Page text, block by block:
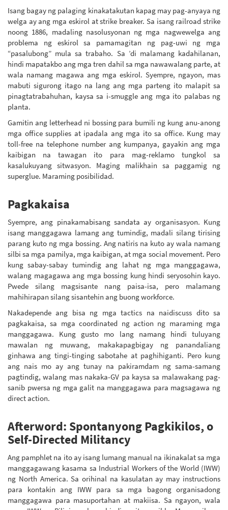
Isang bagay ng palaging kinakatakutan kapag may pag-anyaya ng
welga ay ang mga eskirol at strike breaker. Sa isang railroad strike
noong 1886, madaling nasolusyonan ng mga nagwewelga ang
problema ng eskirol sa pamamagitan ng pag-uwi ng mga
“pasalubong” mula sa trabaho. Sa ’di malamang kadahilanan,
hindi mapatakbo ang mga tren dahil sa mga nawawalang parte, at
wala namang magawa ang mga eskirol. Syempre, ngayon, mas
mabuti sigurong itago na lang ang mga parteng ito malapit sa
pinagtatrabahuhan, kaysa sa i-smuggle ang mga ito palabas ng
planta.
Gamitin ang letterhead ni bossing para bumili ng kung anu-anong
mga office supplies at ipadala ang mga ito sa office. Kung may
toll-free na telephone number ang kumpanya, gayakin ang mga
kaibigan na tawagan ito para mag-reklamo tungkol sa
kasalukuyang sitwasyon. Maging malikhain sa paggamig ng
superglue. Maraming posibilidad.
Pagkakaisa
Syempre, ang pinakamabisang sandata ay organisasyon. Kung
isang manggagawa lamang ang tumindig, madali silang tirising
parang kuto ng mga bossing. Ang natiris na kuto ay wala namang
silbi sa mga pamilya, mga kaibigan, at mga social movement. Pero
kung sabay-sabay tumindig ang lahat ng mga manggagawa,
walang magagawa ang mga bossing kung hindi seryosohin kayo.
Pwede silang magsisante nang paisa-isa, pero malamang
mahihirapan silang sisantehin ang buong workforce.
Nakadepende ang bisa ng mga tactics na naidiscuss dito sa
pagkakaisa, sa mga coordinated ng action ng maraming mga
manggagawa. Kung gusto mo lang namang hindi tuluyang
mawalan ng muwang, makakapagbigay ng panandaliang
ginhawa ang tingi-tinging sabotahe at paghihiganti. Pero kung
ang nais mo ay ang tunay na pakiramdam ng sama-samang
pagtindig, walang mas nakaka-GV pa kaysa sa malawakang pag-
sanib pwersa ng mga galit na manggagawa para magsagawa ng
direct action.
Afterword: Spontanyong Pagkikilos, o
Self-Directed Militancy
Ang pamphlet na ito ay isang lumang manual na ikinakalat sa mga
manggagawang kasama sa Industrial Workers of the World (IWW)
ng North America. Sa orihinal na kasulatan ay may instructions
para kontakin ang IWW para sa mga bagong organisadong
manggagawa para masuportahan at makiisa. Sa ngayon, wala